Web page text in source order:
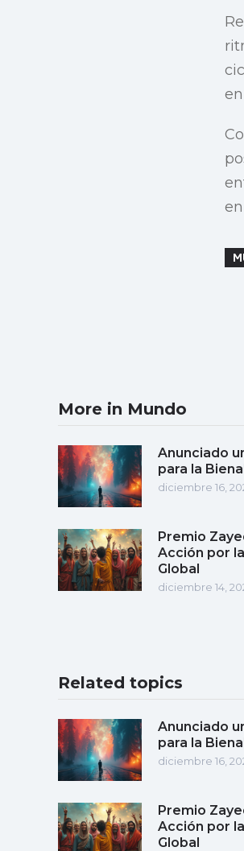
More in Mundo
Anunciado
para la
diciembre 16,
Premio
Acción por
Global
diciembre 14,
Related topics
Anunciado
para la
diciembre 16,
Premio
Acción por
Global